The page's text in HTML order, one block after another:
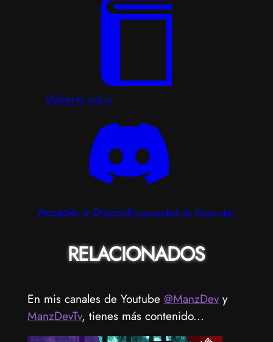
VolverAl índice
Acceder a DiscordComunidad de Manz.dev
RELACIONADOS
En mis canales de Youtube @ManzDevy
ManzDevTv, tienes más contenido...